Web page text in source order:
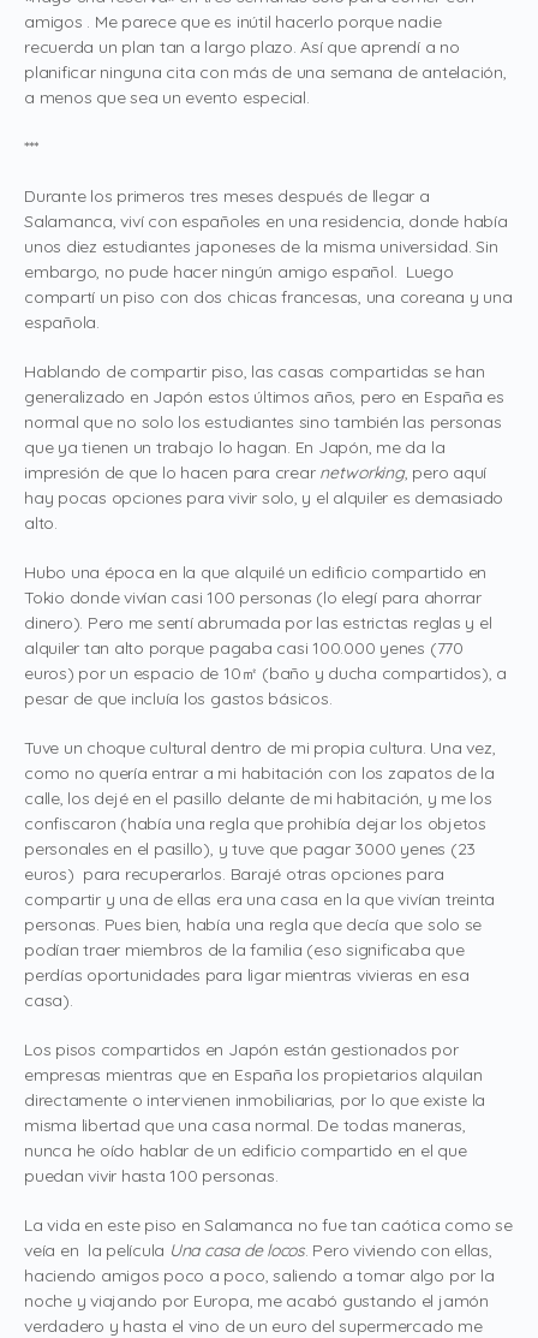
amigos . Me parece que es inútil hacerlo porque nadie
recuerda un plan tan a largo plazo. Así que aprendí a no
planificar ninguna cita con más de una semana de antelación,
a menos que sea un evento especial.
***
Durante los primeros tres meses después de llegar a
Salamanca, viví con españoles en una residencia, donde había
unos diez estudiantes japoneses de la misma universidad. Sin
embargo, no pude hacer ningún amigo español. Luego
compartí un piso con dos chicas francesas, una coreana y una
española.
Hablando de compartir piso, las casas compartidas se han
generalizado en Japón estos últimos años, pero en España es
normal que no solo los estudiantes sino también las personas
que ya tienen un trabajo lo hagan. En Japón, me da la
impresión de que lo hacen para crear networking, pero aquí
hay pocas opciones para vivir solo, y el alquiler es demasiado
alto.
Hubo una época en la que alquilé un edificio compartido en
Tokio donde vivían casi 100 personas (lo elegí para ahorrar
dinero). Pero me sentí abrumada por las estrictas reglas y el
alquiler tan alto porque pagaba casi 100.000 yenes (770
euros) por un espacio de 10㎡ (baño y ducha compartidos), a
pesar de que incluía los gastos básicos.
Tuve un choque cultural dentro de mi propia cultura. Una vez,
como no quería entrar a mi habitación con los zapatos de la
calle, los dejé en el pasillo delante de mi habitación, y me los
confiscaron (había una regla que prohibía dejar los objetos
personales en el pasillo), y tuve que pagar 3000 yenes (23
euros) para recuperarlos. Barajé otras opciones para
compartir y una de ellas era una casa en la que vivían treinta
personas. Pues bien, había una regla que decía que solo se
podían traer miembros de la familia (eso significaba que
perdías oportunidades para ligar mientras vivieras en esa
casa).
Los pisos compartidos en Japón están gestionados por
empresas mientras que en España los propietarios alquilan
directamente o intervienen inmobiliarias, por lo que existe la
misma libertad que una casa normal. De todas maneras,
nunca he oído hablar de un edificio compartido en el que
puedan vivir hasta 100 personas.
La vida en este piso en Salamanca no fue tan caótica como se
veía en la película Una casa de locos. Pero viviendo con ellas,
haciendo amigos poco a poco, saliendo a tomar algo por la
noche y viajando por Europa, me acabó gustando el jamón
verdadero y hasta el vino de un euro del supermercado me